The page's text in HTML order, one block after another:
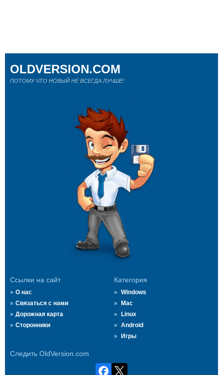
Ссылки на сайт
О нас
Связаться с нами
Дорожная карта
Сторонники
Категория
Windows
Mac
Linux
Android
Игры
Следить OldVersion.com
OLDVERSION.COM
ПОТОМУ ЧТО НОВЫЙ НЕ ВСЕГДА ЛУЧШЕ!